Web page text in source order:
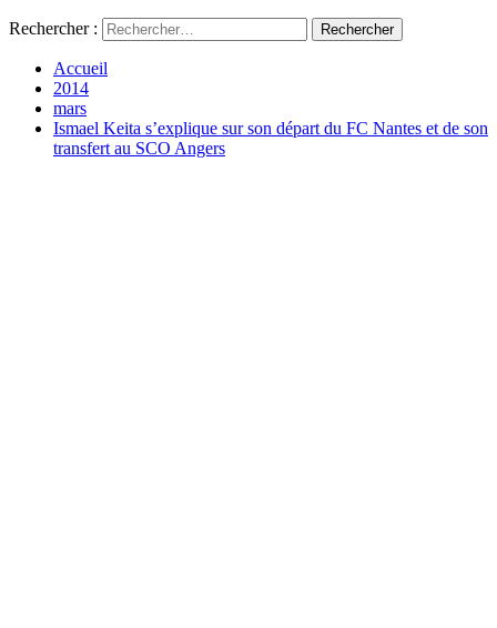
Rechercher :
Accueil
2014
mars
Ismael Keita s’explique sur son départ du FC Nantes et de son
transfert au SCO Angers